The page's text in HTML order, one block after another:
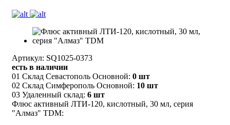
Артикул: SQ1025-0373
есть в наличии
01 Склад Севастополь Основной: 0 шт
02 Склад Симферополь Основной: 10 шт
03 Удаленный склад: 6 шт
Флюс активный ЛТИ-120, кислотный, 30 мл, серия
"Алмаз" TDM: